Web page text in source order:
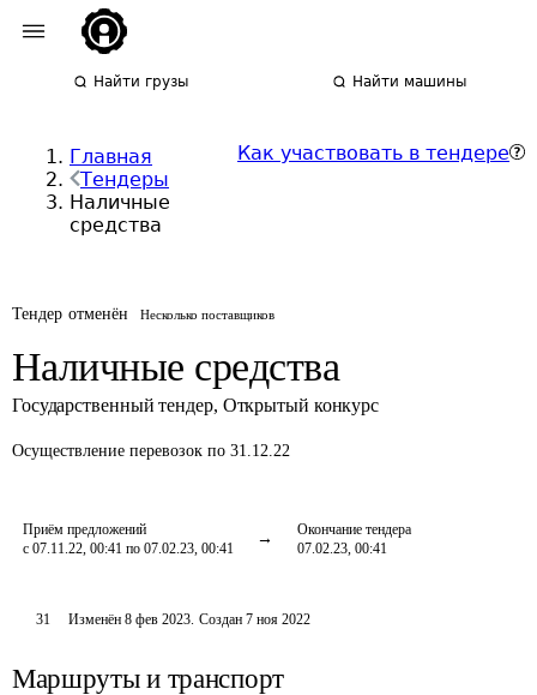
Найти грузы Найти машины
Главная
Тендеры
Наличные
средства
Как участвовать в тендере
Тендер отменён Несколько поставщиков
Наличные средства
Государственный тендер, Открытый конкурс
Осуществление перевозок по 31.12.22
Приём предложений
с 07.11.22, 00:41 по 07.02.23, 00:41
Окончание тендера
07.02.23, 00:41
31 Изменён8 фев 2023. Создан 7 ноя 2022
Маршруты и транспорт